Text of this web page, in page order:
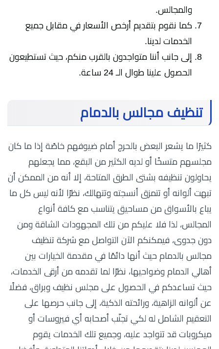
والمجالس.
كما نقوم بتقديم أرخص الأسعار في مقابل جميع
الخدمات لدينا.
إلى جانب أننا متواجدون بالقرب منكم، حيث تستطيعون
الحصول علينا طوال الـ 24 ساعة.
تنظيف مجالس بالدمام
كثيرًا ما يشعر البعض بالحرج أمام ضيوفهم خاصًة إذا ما كان
مجلسهم متسخًا أو لديه الكثير من البقع، مما يجعلهم
يحاولون تنظيفه بشتى الطرق المتاحة، إلا أنه من الممكن أن
تبهت ألوانه أو تتمزق أنسجته وتتهالك، نظرًا لأنه ليس كل ما
يباع بالأسواق من مساحيق يتناسب مع كافة أنواع
المجالس، لذا فلا عليكم من تلك المجهودات الشاقة ومن
دون جدوى، فيمكنكم الآن التواصل مع شركة تنظيف
مجالس بالدمام حيث أنها دائمًا في مقدمة الخيارات بين
أهالي الدمام وضواحيها، نظرًا لما تقدمه من أرقى الخدمات،
حيث تساعدكم في الحصول على مجلس نظيف وبراق، فضلًا
عن ألوانه الزاهية، ورائحته الذكية، إلى جانب حرصها على
التعقيم الشامل له لكي تجنّب أصحابه أي فيروسات أو
ميكروبات قد تتواجد عليه، وجميع تلك الخدمات يقوم